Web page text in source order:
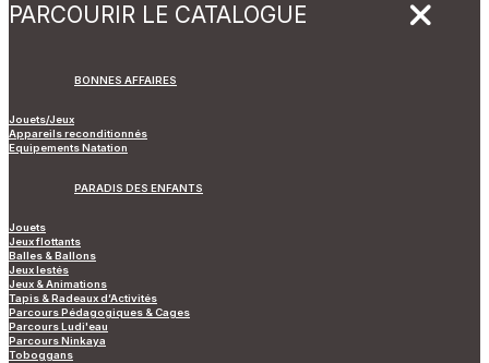
PARCOURIR LE CATALOGUE
BONNES AFFAIRES
Jouets/Jeux
Appareils reconditionnés
Equipements Natation
PARADIS DES ENFANTS
Jouets
Jeux flottants
Balles & Ballons
Jeux lestés
Jeux & Animations
Tapis & Radeaux d’Activités
Parcours Pédagogiques & Cages
Parcours Ludi'eau
Parcours Ninkaya
Toboggans